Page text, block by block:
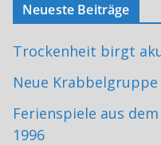
Neueste Beiträge
Trockenheit birgt
Neue
Ferienspiele aus
1996